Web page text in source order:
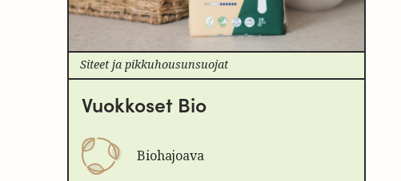
Siteet ja pikkuhousunsuojat
Vuokkoset Bio
Biohajoava